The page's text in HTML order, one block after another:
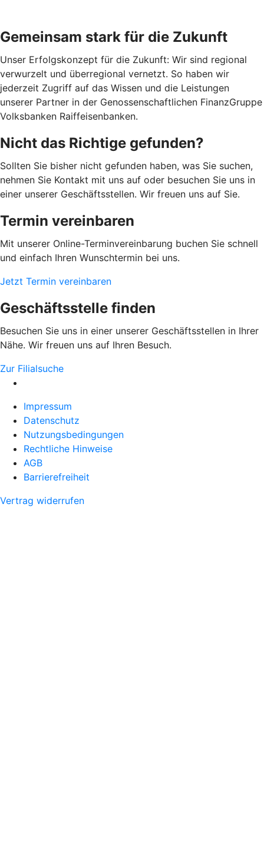
Gemeinsam stark für die Zukunft
Unser Erfolgskonzept für die Zukunft: Wir sind regional
verwurzelt und überregional vernetzt. So haben wir
jederzeit Zugriff auf das Wissen und die Leistungen
unserer Partner in der Genossenschaftlichen FinanzGruppe
Volksbanken Raiffeisenbanken.
Nicht das Richtige gefunden?
Sollten Sie bisher nicht gefunden haben, was Sie suchen,
nehmen Sie Kontakt mit uns auf oder besuchen Sie uns in
einer unserer Geschäftsstellen. Wir freuen uns auf Sie.
Termin vereinbaren
Mit unserer Online-Terminvereinbarung buchen Sie schnell
und einfach Ihren Wunschtermin bei uns.
Jetzt Termin vereinbaren
Geschäftsstelle finden
Besuchen Sie uns in einer unserer Geschäftsstellen in Ihrer
Nähe. Wir freuen uns auf Ihren Besuch.
Zur Filialsuche
Impressum
Datenschutz
Nutzungsbedingungen
Rechtliche Hinweise
AGB
Barrierefreiheit
Vertrag widerrufen